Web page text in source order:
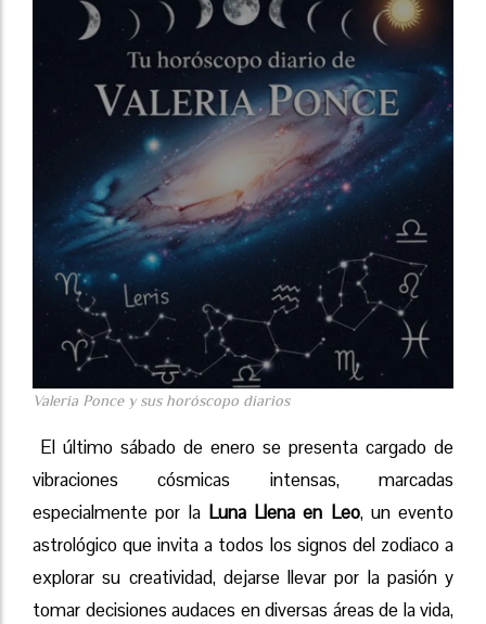
Valeria Ponce y sus horóscopo diarios
El último sábado de enero se presenta cargado de
vibraciones cósmicas intensas, marcadas
especialmente por la Luna Llena en Leo, un evento
astrológico que invita a todos los signos del zodiaco a
explorar su creatividad, dejarse llevar por la pasión y
tomar decisiones audaces en diversas áreas de la vida,